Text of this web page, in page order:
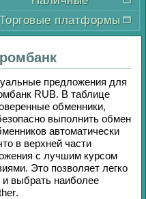
Торговые платформы
предложения для
RUB. В таблице
обменники,
выполнить обмен
автоматически
в верхней части
с лучшим курсом
Это позволяет легко
выбрать наиболее
.